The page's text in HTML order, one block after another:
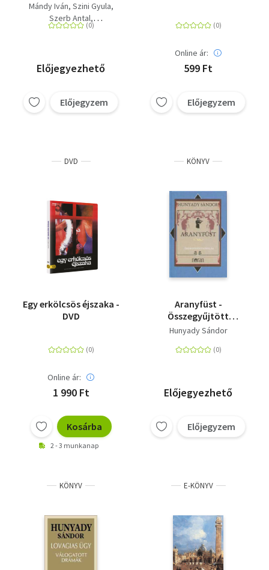
Mándy Iván Szini Gyula
Szerb Antal
Hunyady Sándor
Karinthy Frigyes
Szomory Dezső
Előjegyezhető
Előjegyzem
Online ár:
599 Ft
Előjegyzem
DVD
Egy erkölcsös éjszaka -
DVD
Online ár:
1 990 Ft
Kosárba
2 - 3 munkanap
KÖNYV
Aranyfüst -
Összegyűjtött
novellák
Hunyady Sándor
Előjegyezhető
Előjegyzem
KÖNYV E-KÖNYV